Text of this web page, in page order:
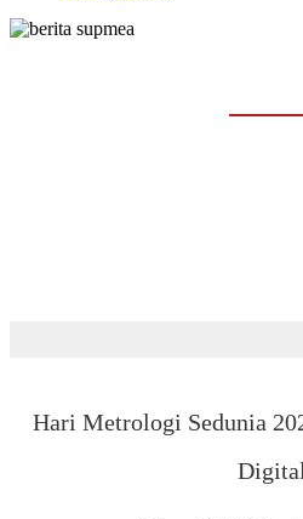
Hari Metrologi Sedunia
Digital